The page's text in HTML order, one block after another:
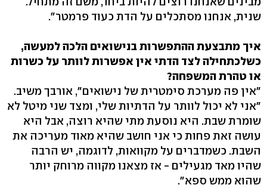
שנית, אנחנו מסתכלים על הדת כעוד פרמטר".
איך מתבצעת ההתפשרות בנישואים הלכה למעשה,
כשלכתחילה לצד הדתי אין אפשרות לוותר על כשרות
או טהרת המשפחה?
"אין פה מערכת סימטרית של נישואים", אורבך משיב.
"אני לא יכול לוותר על הדתיות שלי, ומצד שני מיטל לא
שומרת שבת. היא נוסעת מתי שהיא רוצה, אבל היא
עושה זאת פחות כי אני חושב שהיא מאוד מעריכה את
השבת. כשמדברים על מקוואות, לדוגמה, יש הרבה
שהיו מאד מגעילים - אז מצאנו מקווה מרוחק יותר
שהוא ממש ספא".